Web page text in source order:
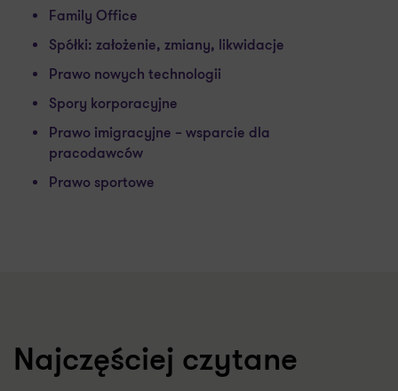
Family Office
Spółki: założenie, zmiany, likwidacje
Prawo nowych technologii
Spory korporacyjne
Prawo imigracyjne – wsparcie dla
pracodawców
Prawo sportowe
Najczęściej czytane